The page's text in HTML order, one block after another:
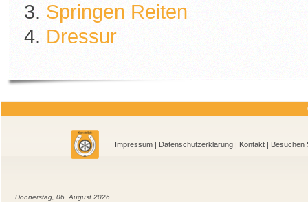
Springen Reiten
Dressur
Impressum| Datenschutzerklärung| Kontakt|
Donnerstag, 06. August 2026